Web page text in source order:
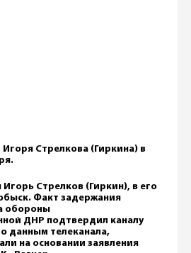
Игоря Стрелкова (Гиркина) в
Стрелков (Гиркин), в его
Факт задержания
обороны
ДНР подтвердил каналу
данным телеканала,
на основании заявления